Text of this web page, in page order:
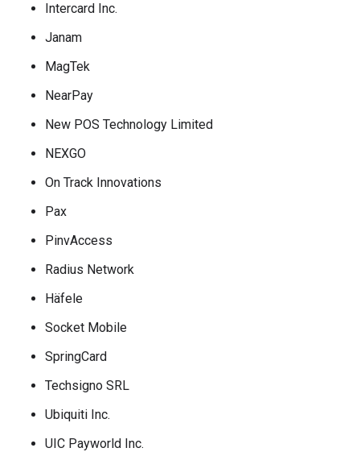
Intercard Inc.
Janam
MagTek
NearPay
New POS Technology Limited
NEXGO
On Track Innovations
Pax
PinvAccess
Radius Network
Häfele
Socket Mobile
SpringCard
Techsigno SRL
Ubiquiti Inc.
UIC Payworld Inc.